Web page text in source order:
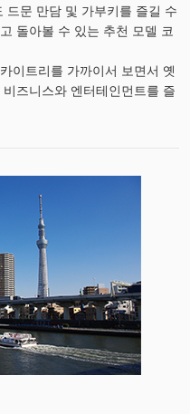
문 만담 및 가부키를 즐길 수
돌아볼 수 있는 추천 모델 코
이트리를 가까이서 보면서 옛
즈니스와 엔터테인먼트를 즐